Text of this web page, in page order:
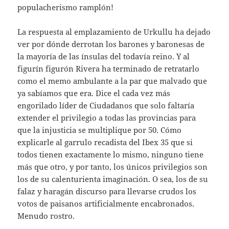
populacherismo ramplón!
La respuesta al emplazamiento de Urkullu ha dejado
ver por dónde derrotan los barones y baronesas de
la mayoría de las ínsulas del todavía reino. Y al
figurín figurón Rivera ha terminado de retratarlo
como el memo ambulante a la par que malvado que
ya sabíamos que era. Dice el cada vez más
engorilado líder de Ciudadanos que solo faltaría
extender el privilegio a todas las provincias para
que la injusticia se multiplique por 50. Cómo
explicarle al garrulo recadista del Ibex 35 que si
todos tienen exactamente lo mismo, ninguno tiene
más que otro, y por tanto, los únicos privilegios son
los de su calenturienta imaginación. O sea, los de su
falaz y haragán discurso para llevarse crudos los
votos de paisanos artificialmente encabronados.
Menudo rostro.